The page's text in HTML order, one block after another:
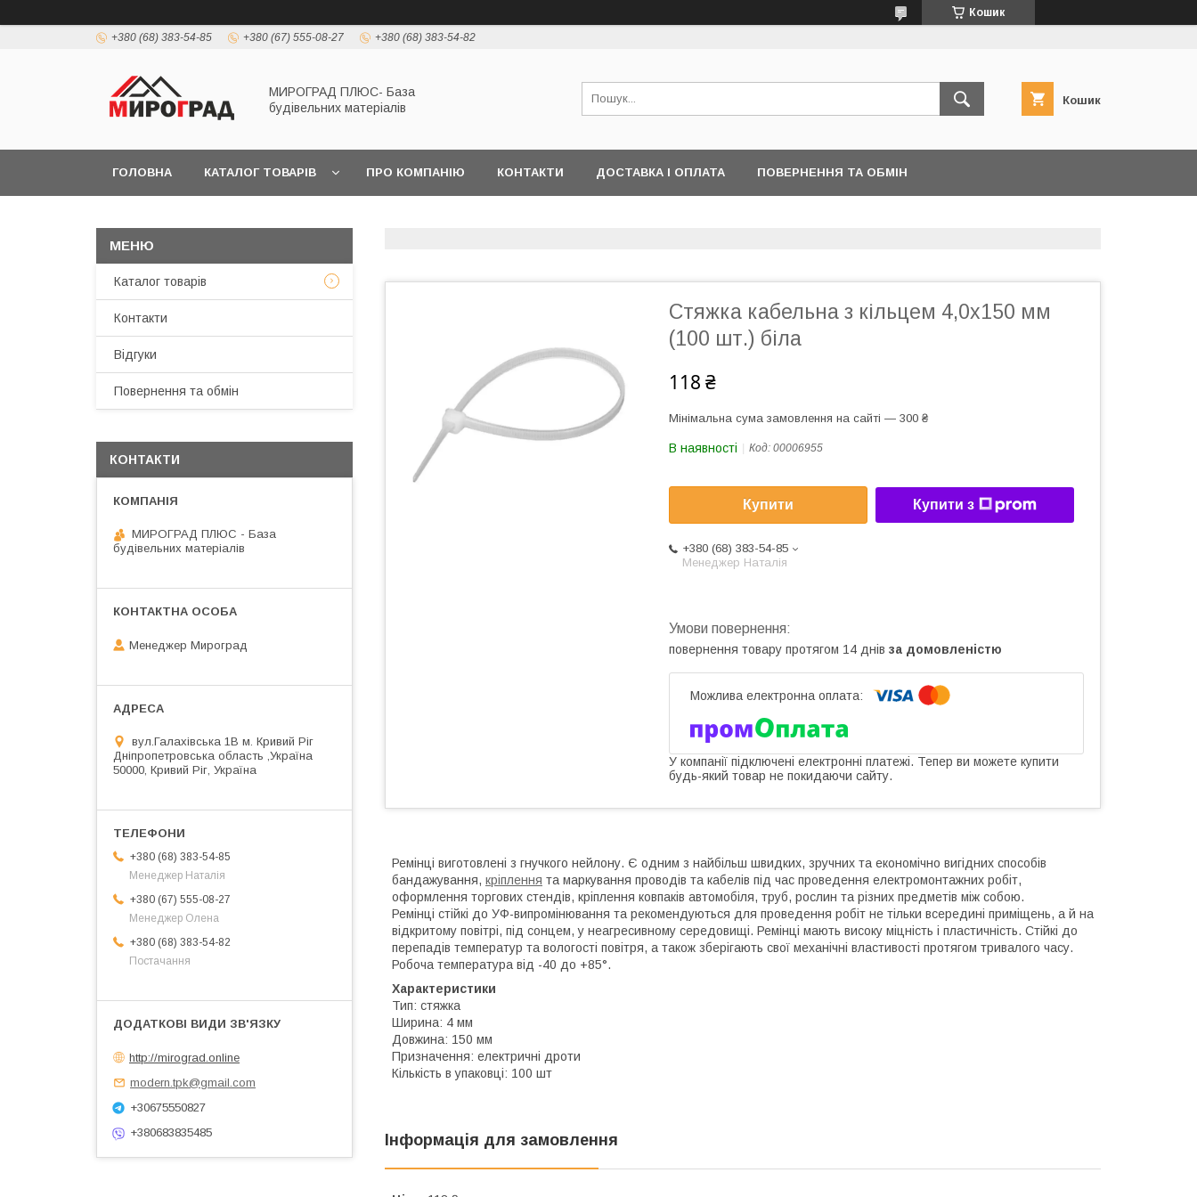
Кошик
+380 (68) 383-54-85 +380 (67) 555-08-27 +380 (68) 383-54-82
МИРОГРАД ПЛЮС- База
будівельних матеріалів
Кошик
ГОЛОВНА КАТАЛОГ ТОВАРІВ ПРО КОМПАНІЮ КОНТАКТИ ДОСТАВКА І ОПЛАТА ПОВЕРНЕННЯ ТА ОБМІН
Стяжка кабельна з кільцем 4,0х150 мм
(100 шт.) біла
118 ₴
Мінімальна сума замовлення на сайті — 300 ₴
В наявності Код: 00006955
Купити Купити з
+380 (68) 383-54-85
Менеджер Наталія
повернення товару протягом 14 днів за домовленістю
У компанії підключені електронні платежі. Тепер ви можете купити
будь-який товар не покидаючи сайту.
Ремінці виготовлені з гнучкого нейлону. Є одним з найбільш швидких, зручних та економічно вигідних способів
бандажування, кріплення та маркування проводів та кабелів під час проведення електромонтажних робіт,
оформлення торгових стендів, кріплення ковпаків автомобіля, труб, рослин та різних предметів між собою.
Ремінці стійкі до УФ-випромінювання та рекомендуються для проведення робіт не тільки всередині приміщень, а й на
відкритому повітрі, під сонцем, у неагресивному середовищі. Ремінці мають високу міцність і пластичність. Стійкі до
перепадів температур та вологості повітря, а також зберігають свої механічні властивості протягом тривалого часу.
Робоча температура від -40 до +85°.
Характеристики
Тип: стяжка
Ширина: 4 мм
Довжина: 150 мм
Призначення: електричні дроти
Кількість в упаковці: 100 шт
Інформація для замовлення
Каталог товарів
Контакти
Відгуки
Повернення та обмін
КОНТАКТИ
МИРОГРАД ПЛЮС - База
будівельних матеріалів
Менеджер Мироград
вул.Галахівська 1В м. Кривий Ріг
Дніпропетровська область ,Україна
50000, Кривий Ріг, Україна
+380 (68) 383-54-85
Менеджер Наталія
+380 (67) 555-08-27
Менеджер Олена
+380 (68) 383-54-82
Постачання
http://mirograd.online
modern.tpk@gmail.com
+30675550827
+380683835485